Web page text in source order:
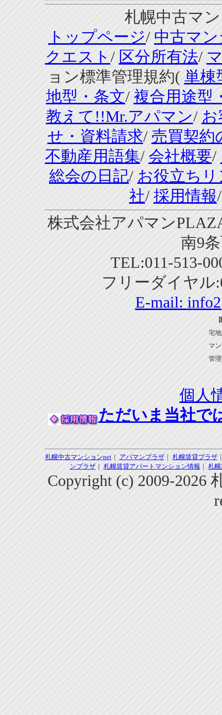
札幌中古マ
トップページ/ 中古マ
クエスト / 区分所有法/
ョン標準管理規約( 単棟
地型・条文/ 複合用途型
教えて!!Mr.アパマン/ お
せ・資料請求/ 売買契約
不動産用語集/ 会社概要/
総会の日記/ お役立ち
社/ 採用情報
株式会社アパマン
南9
TEL:011-513-
フリーダイヤル
E-mail:
宅
マ
管
個人
ただいま当社で
札幌中古マンションnet｜ アパマンプラザ｜ 札幌賃貸プラザ
ンプラザ｜ 札幌賃貸アパートマンション情報 ｜ 札
Copyright (c) 2009-2026